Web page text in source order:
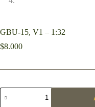
GBU-15, V1 – 1:32
$8.000